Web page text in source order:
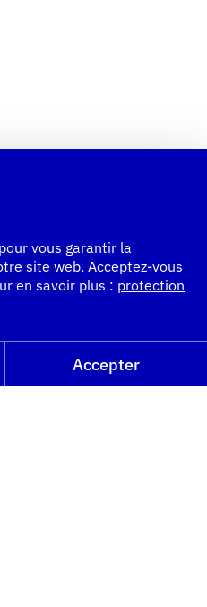
vous garantir la
site web. Acceptez-vous
en savoir plus : protection
Accepter